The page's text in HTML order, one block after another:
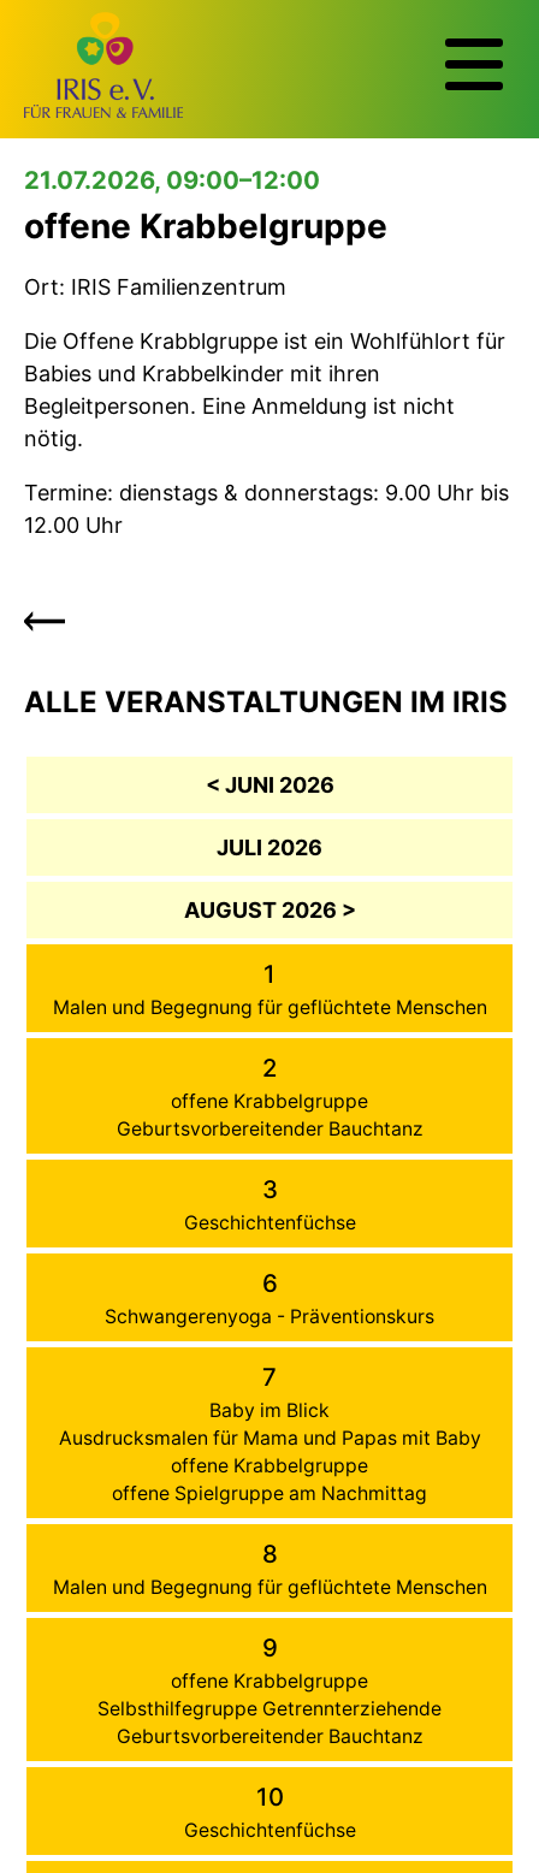
21.07.2026, 09:00–12:00
offene Krabbelgruppe
Ort: IRIS Familienzentrum
Die Offene Krabblgruppe ist ein Wohlfühlort für
Babies und Krabbelkinder mit ihren
Begleitpersonen. Eine Anmeldung ist nicht
nötig.
Termine: dienstags & donnerstags: 9.00 Uhr bis
12.00 Uhr
ALLE VERANSTALTUNGEN IM IRIS
< JUNI 2026
JULI 2026
AUGUST 2026 >
1
Malen und Begegnung für geflüchtete Menschen
2
offene Krabbelgruppe
Geburtsvorbereitender Bauchtanz
3
Geschichtenfüchse
6
Schwangerenyoga - Präventionskurs
7
Baby im Blick
Ausdrucksmalen für Mama und Papas mit Baby
offene Krabbelgruppe
offene Spielgruppe am Nachmittag
8
Malen und Begegnung für geflüchtete Menschen
9
offene Krabbelgruppe
Selbsthilfegruppe Getrennterziehende
Geburtsvorbereitender Bauchtanz
10
Geschichtenfüchse